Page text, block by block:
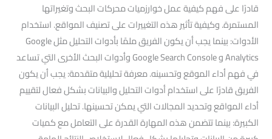
قادرًا على فهم كيفية عمل خوارزميات محركات البحث وتغيراتها
المستمرة. وكيفية تأثير هذه التغييرات على تصنيف المواقع. استخدام
الأدوات: بينما يجب أن يكون الفريق ملمًا بأدوات التحليل مثل Google
Analytics و Google Search Console وأدوات البحث الأخرى التي تساعد
في فهم أداء الموقع وتحسينه. معرفة تحليلية متقدمة: يجب أن يكون
الفريق قادرًا على استخدام أدوات التحليل والبيانات بشكل فعال لتقييم
أداء المواقع وتحديد المجالات التي يمكن تحسينها. تحليل البيانات
الكبيرة: بينما تتضمن هذه المهارة القدرة على التعامل مع كميات